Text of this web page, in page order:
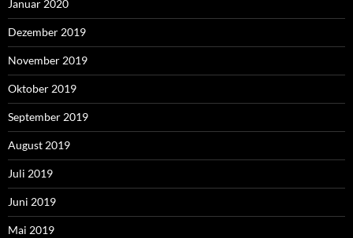
Januar 2020
Dezember 2019
November 2019
Oktober 2019
September 2019
August 2019
Juli 2019
Juni 2019
Mai 2019